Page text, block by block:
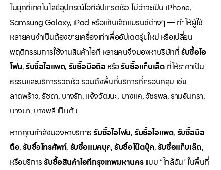
ในยุคที่เทคโนโลยีอุปกรณ์ไอทีอัปเกรดเร็ว ไม่ว่าจะเป็น iPhone,
Samsung Galaxy, iPad หรือแท็บเล็ตแบรนด์ต่างๆ — ทำให้ผู้ใช้
หลายคนจำเป็นต้องขายเครื่องเก่าเพื่ออัปเดตรุ่นใหม่ หรือเปลี่ยน
พฤติกรรมการใช้งานสินค้าไอที หลายคนจึงมองหาบริษัทที่รับซื้อไอ
โฟน,รับซื้อไอแพด, รับซื้อมือถือหรือรับซื้อแท็บเล็ต ที่ให้ราคาเป็น
ธรรมและบริการรวดเร็ว รวมถึงพื้นที่บริการที่ครอบคลุม เช่น
ลาดพร้าว, รัชดา, บางรัก, แจ้งวัฒนะ, บางแค, วัชรพล, รามอินทรา,
บางนา, บางพลี เป็นต้น
หากคุณกำลังมองหาบริการรับซื้อไอโฟน,รับซื้อไอแพด, รับซื้อมือ
ถือ,รับซื้อโทรศัพท์, รับซื้อแมคบุค,รับซื้อโน๊ตบุ๊ค,รับซื้อแท็บเล็ต,
หรือบริการรับซื้อสินค้าไอทีกรุงเทพมหานครแบบ “ใกล้ฉัน” ในพื้นที่